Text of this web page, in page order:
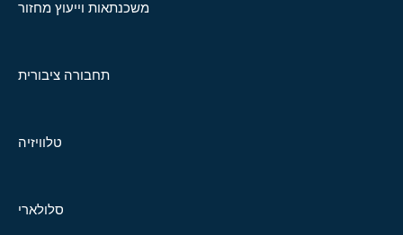
משכנתאות וייעוץ מחזור
תחבורה ציבורית
טלוויזיה
סלולארי